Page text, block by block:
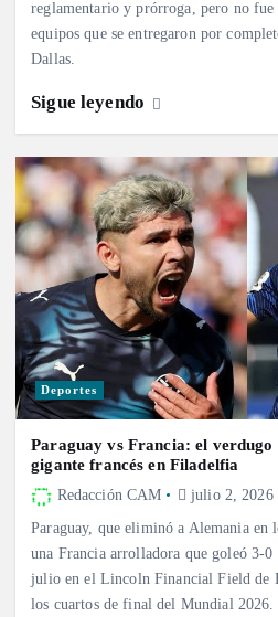
reglamentario y prórroga, pero no fue
equipos que se entregaron por
Dallas.
Sigue leyendo
Deportes
Paraguay vs Francia: el verdugo
gigante francés en Filadelfia
Redacción CAM julio 2, 2026
Paraguay, que eliminó a Alemania en
una Francia arrolladora que goleó 3-0
julio en el Lincoln Financial Field de
los cuartos de final del Mundial 2026.